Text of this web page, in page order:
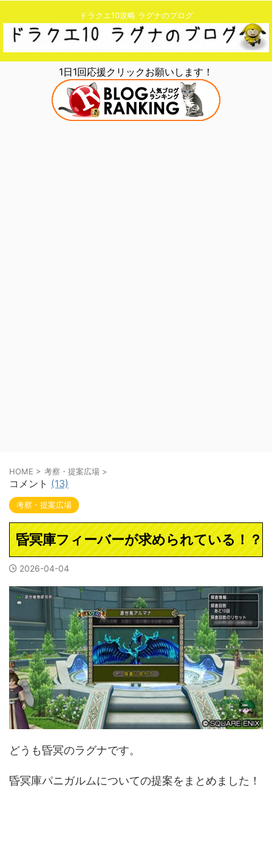
ドラクエ10攻略 ラグナのブログ
1日1回応援クリックお願いします！
HOME > 考察・提案広場 >
コメント (13)
考察・提案広場
昏冥庫フィーバーが求められている！？
2026-04-04
どうも昏冥のラグナです。
昏冥庫パニガルムについての提案をまとめました！